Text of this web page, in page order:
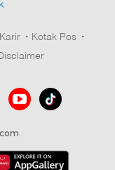
Karir
Kotak Pos